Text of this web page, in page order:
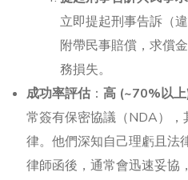
立即提起刑事告訴（
附帶民事賠償，求償
務損失。
成功率評估 ： 高 (~70%以
常簽有保密協議（NDA）
律。他們深知自己理虧且法
律師函後，通常會迅速妥協